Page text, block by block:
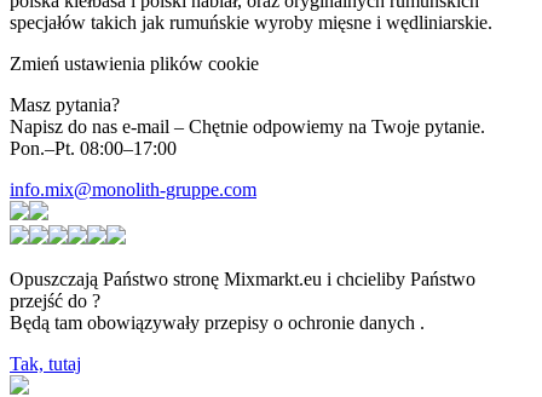
specjałów takich jak rumuńskie wyroby mięsne i wędliniarskie.
Zmień ustawienia plików cookie
Masz pytania?
Napisz do nas e-mail – Chętnie odpowiemy na Twoje pytanie.
Pon.–Pt. 08:00–17:00
info.mix@monolith-gruppe.com
Opuszczają Państwo stronę Mixmarkt.eu i chcieliby Państwo
przejść do ?
Będą tam obowiązywały przepisy o ochronie danych .
Tak, tutaj